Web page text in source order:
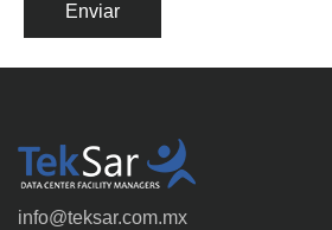
info@teksar.com.mx